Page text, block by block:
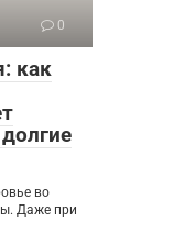
0
как
во
Даже при